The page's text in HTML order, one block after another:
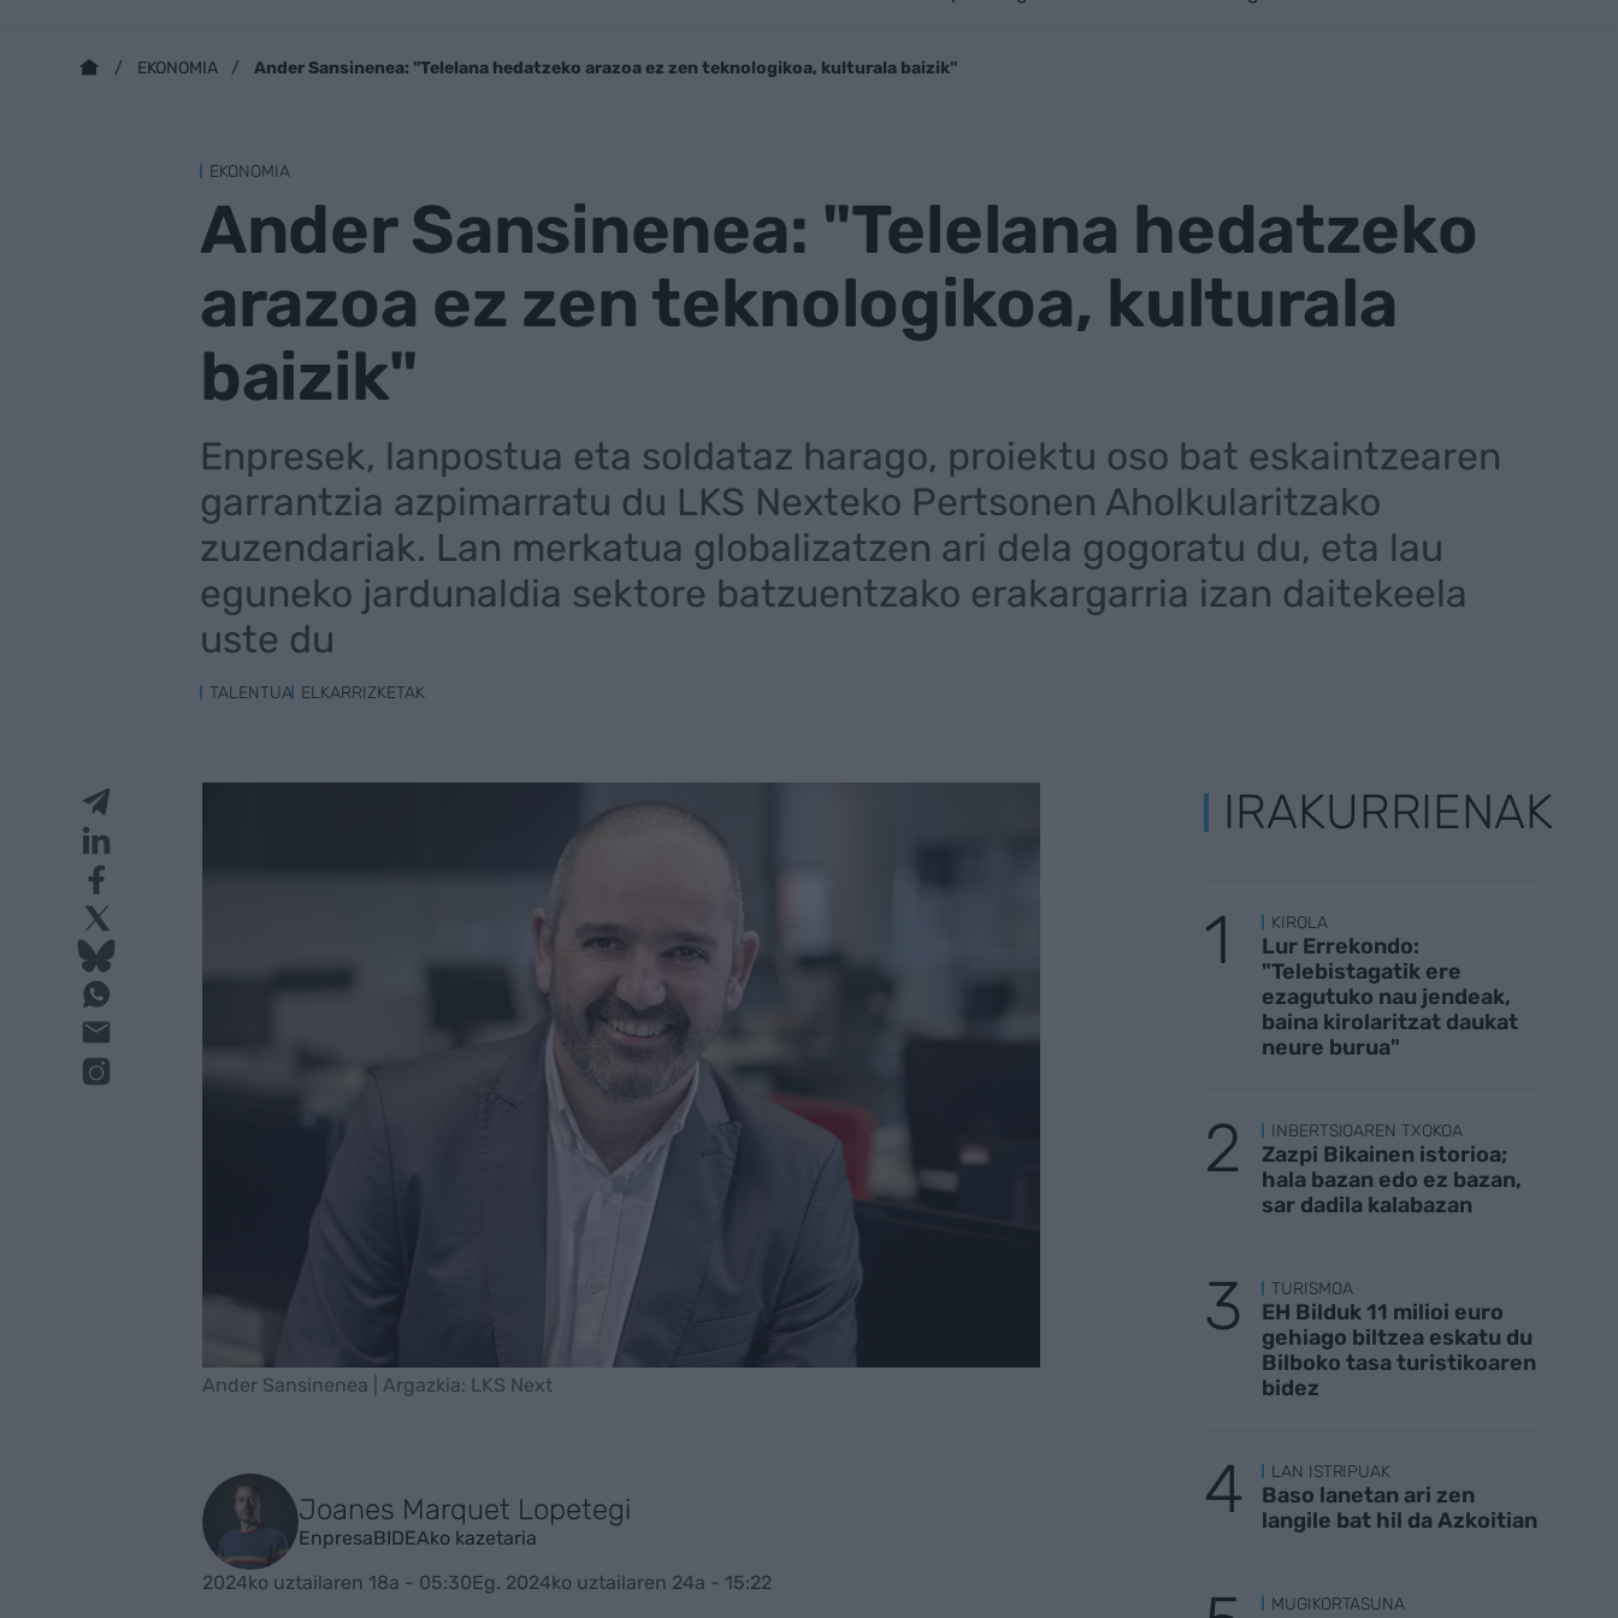
EKONOMIA Ander Sansinenea: "Telelana hedatzeko arazoa ez zen teknologikoa, kulturala baizik"
EKONOMIA
Ander Sansinenea: "Telelana hedatzeko
arazoa ez zen teknologikoa, kulturala
baizik"
Enpresek, lanpostua eta soldataz harago, proiektu oso bat eskaintzearen
garrantzia azpimarratu du LKS Nexteko Pertsonen Aholkularitzako
zuzendariak. Lan merkatua globalizatzen ari dela gogoratu du, eta lau
eguneko jardunaldia sektore batzuentzako erakargarria izan daitekeela
uste du
TALENTUA ELKARRIZKETAK
Ander Sansinenea | Argazkia: LKS Next
Joanes Marquet Lopetegi
EnpresaBIDEAko kazetaria
2024ko uztailaren 18a - 05:30Eg. 2024ko uztailaren 24a - 15:22
IRAKURRIENAK
KIROLA
Lur Errekondo:
"Telebistagatik ere
ezagutuko nau jendeak,
baina kirolaritzat daukat
neure burua"
INBERTSIOAREN TXOKOA
Zazpi Bikainen istorioa;
hala bazan edo ez bazan,
sar dadila kalabazan
TURISMOA
EH Bilduk 11 milioi euro
gehiago biltzea eskatu du
Bilboko tasa turistikoaren
bidez
LAN ISTRIPUAK
Baso lanetan ari zen
langile bat hil da Azkoitian
MUGIKORTASUNA